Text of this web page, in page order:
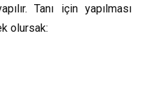
Tanı için yapılması
olursak: